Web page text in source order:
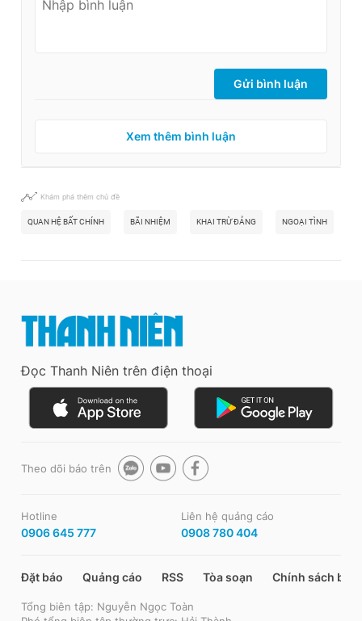
Gửi bình luận
Xem thêm bình luận
Khám phá thêm chủ đề
QUAN HỆ BẤT CHÍNH BÃI NHIỆM KHAI TRỪ ĐẢNG NGOẠI TÌNH
Đọc Thanh Niên trên điện thoại
Theo dõi báo trên
Hotline
0906 645 777
Liên hệ quảng cáo
0908 780 404
Đặt báo Quảng cáo RSS Tòa soạn Chính sách bảo
Tổng biên tập: Nguyễn Ngọc Toàn